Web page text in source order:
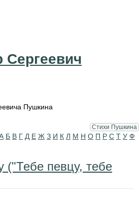
Сергеевич
Пушкина
Стихи Пушкина
Б В Г Д Е Ж З И К Л М Н О П Р С Т У Ф
певцу, тебе